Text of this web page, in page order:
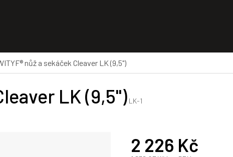
nůž a sekáček Cleaver LK (9,5")
LK (9,5") LK-1
2 226 Kč